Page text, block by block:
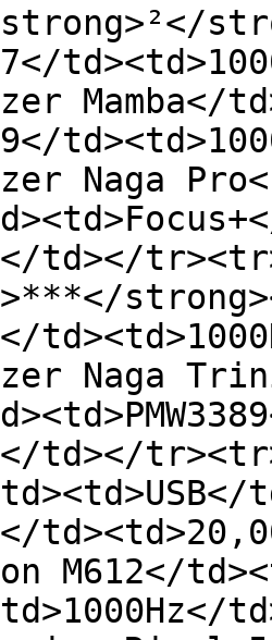
Mamba</
Naga
td></
Naga
td></
M612</